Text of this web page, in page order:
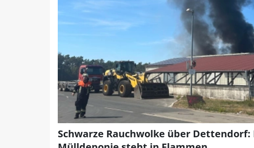
Schwarze Rauchwolke über Dettendorf: